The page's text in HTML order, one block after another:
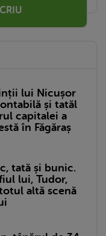
lui Nicușor
și tatăl
capitalei a
în Făgăraș
tată și bunic.
lui, Tudor,
altă scenă